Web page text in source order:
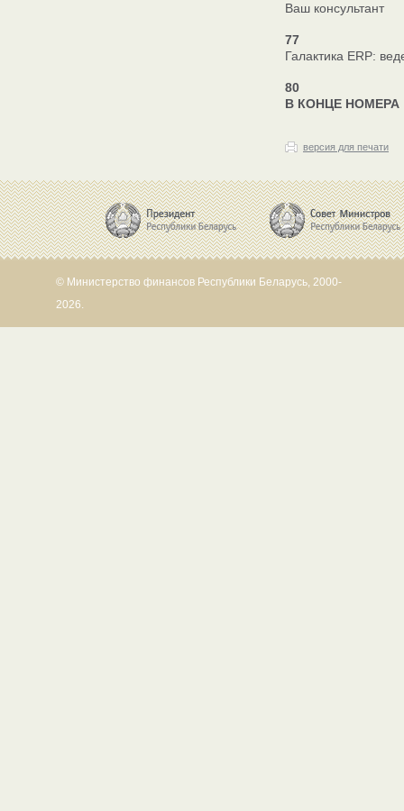
Ваш консультант
77
Галактика ERP:
80
В КОНЦЕ НОМЕРА
версия для печати
© Министерство финансов Республики Беларусь, 2000-
2026.